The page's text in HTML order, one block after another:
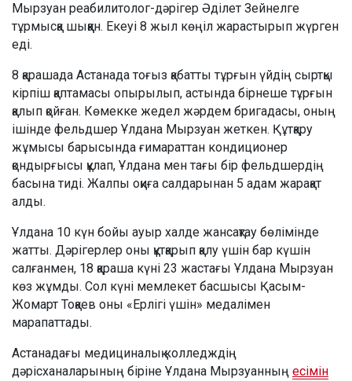
Мырзуан реабилитолог-дәрігер Әділет Зейнелге
тұрмысқа шыққан. Екеуі 8 жыл көңіл жарастырып жүрген
еді.
8 қарашада Астанада тоғыз қабатты тұрғын үйдің сыртқы
кірпіш қаптамасы опырылып, астында бірнеше тұрғын
қалып қойған. Көмекке жедел жәрдем бригадасы, оның
ішінде фельдшер Ұлдана Мырзуан жеткен. Құтқару
жұмысы барысында ғимараттан кондиционер
қондырғысы құлап, Ұлдана мен тағы бір фельдшердің
басына тиді. Жалпы оқиға салдарынан 5 адам жарақат
алды.
Ұлдана 10 күн бойы ауыр халде жансақтау бөлімінде
жатты. Дәрігерлер оны құтқарып қалу үшін бар күшін
салғанмен, 18 қараша күні 23 жастағы Ұлдана Мырзуан
көз жұмды. Сол күні мемлекет басшысы Қасым-
Жомарт Тоқаев оны «Ерлігі үшін» медалімен
марапаттады.
Астанадағы медициналық колледждің
дәрісханаларының біріне Ұлдана Мырзуанның есімін